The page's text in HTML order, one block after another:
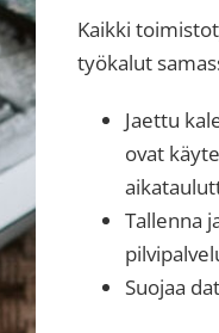
Kaikki
työkalut
Jaettu
ovat
Tallenna
Suojaa